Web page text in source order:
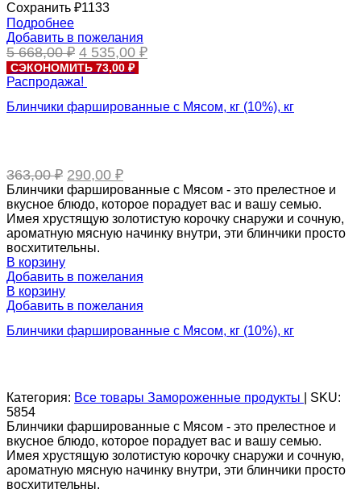
Сохранить ₽1133
Подробнее
Добавить в пожелания
5 668,00₽ Первоначальная
цена
составляла
668,00 ₽.
4 535,00 ₽Текущая
СЭКОНОМИТЬ 73,00 ₽
Распродажа!
Блинчики фаршированные с Мясом, кг (10%), кг
363,00₽ Первоначальная
цена
составляла
363,00 ₽.
290,00 ₽Текущая
цена:
290,00 ₽.
Блинчики фаршированные с Мясом - это прелестное и
вкусное блюдо, которое порадует вас и вашу семью.
Имея хрустящую золотистую корочку снаружи и сочную,
ароматную мясную начинку внутри, эти блинчики просто
восхитительны.
В корзину
Добавить в пожелания
В корзину
Добавить в пожелания
Блинчики фаршированные с Мясом, кг (10%), кг
Категория: Все товары Замороженные продукты
SKU:
5854
Блинчики фаршированные с Мясом - это прелестное и
вкусное блюдо, которое порадует вас и вашу семью.
Имея хрустящую золотистую корочку снаружи и сочную,
ароматную мясную начинку внутри, эти блинчики просто
восхитительны.